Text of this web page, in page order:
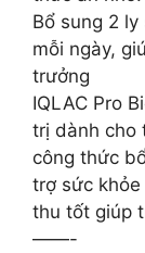
Bổ sung 2 ly
mỗi ngày,
trưởng
IQLAC Pro
trị dành cho
công thức
trợ sức
thu tốt giúp
——-